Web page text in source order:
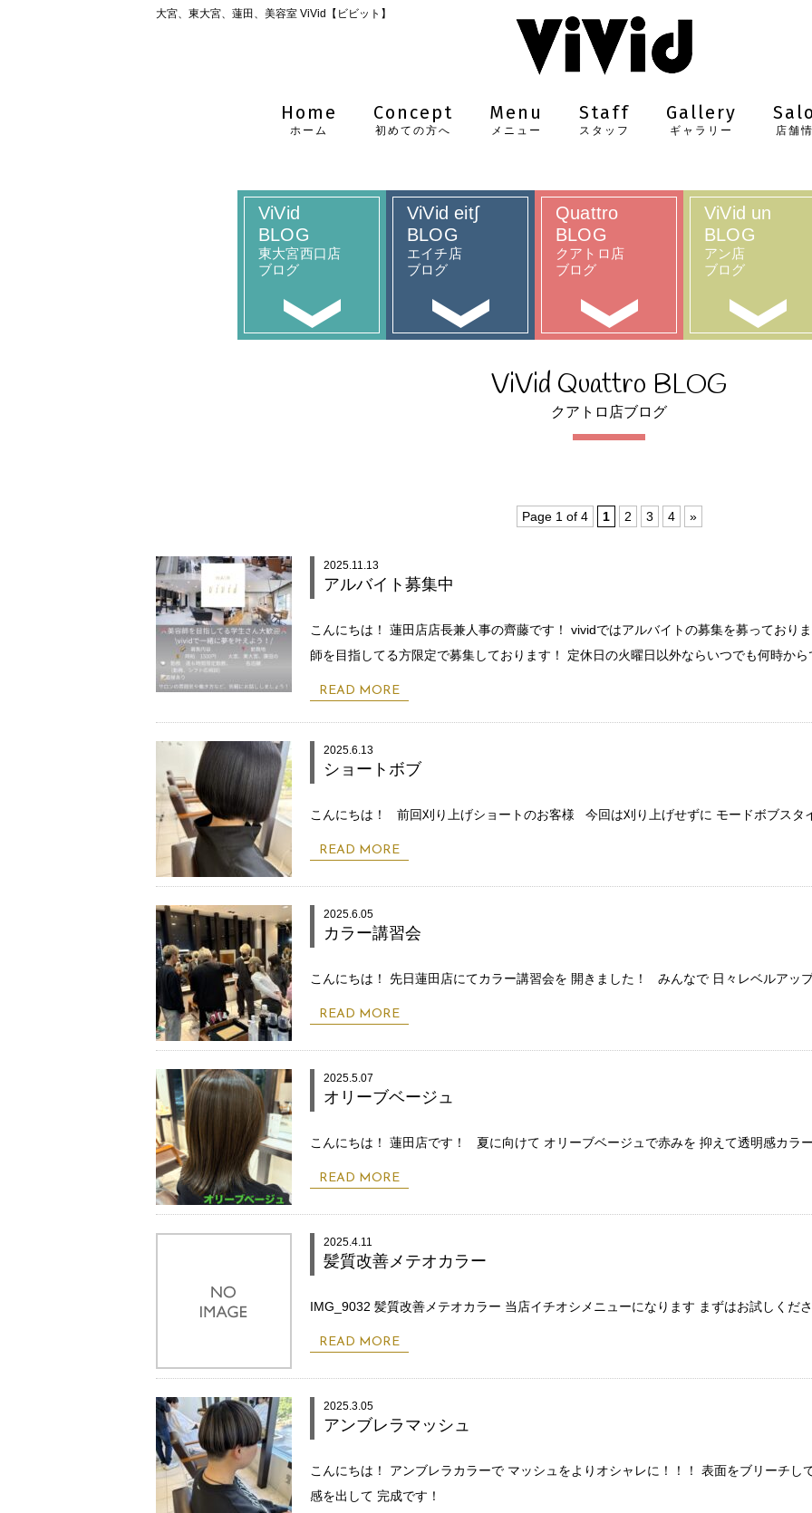
大宮、東大宮、蓮田、美容室 ViVid【ビビット】
Home
ホーム
Concept
初めての方へ
Menu
メニュー
Staff
スタッフ
Gallery
ギャラリー 店舗
ViVid
BLOG
東大宮西口店
ブログ
ViVid eit∫
BLOG
エイチ店
ブログ
Quattro
BLOG
クアトロ店
ブログ
ViVid un
BLOG
アン店
ブログ
ViVid Quattro BLOG
クアトロ店ブログ
Page 1 of 4 1 2 3 4 »
2025.11.13
アルバイト募集中
こんにちは！ 蓮田店店長兼人事の齊藤です！ vividではアルバイトの募集を募っており
師を目指してる方限定で募集しております！ 定休日の火曜日以外ならいつでも何時か
READ MORE
2025.6.13
ショートボブ
こんにちは！ 前回刈り上げショートのお客様 今回は刈り上げせずに モードボブス
READ MORE
2025.6.05
カラー講習会
こんにちは！ 先日蓮田店にてカラー講習会を 開きました！ みんなで 日々レベルアッ
READ MORE
2025.5.07
オリーブベージュ
こんにちは！ 蓮田店です！ 夏に向けて オリーブベージュで赤みを 抑えて透明感カラ
READ MORE
2025.4.11
髪質改善メテオカラー
IMG_9032 髪質改善メテオカラー 当店イチオシメニューになります まずはお試しくだ
READ MORE
2025.3.05
アンブレラマッシュ
こんにちは！ アンブレラカラーで マッシュをよりオシャレに！！！ 表面をブリーチし
感を出して 完成です！